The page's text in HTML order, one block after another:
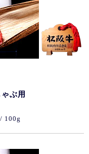
ぶ用
/ 100g